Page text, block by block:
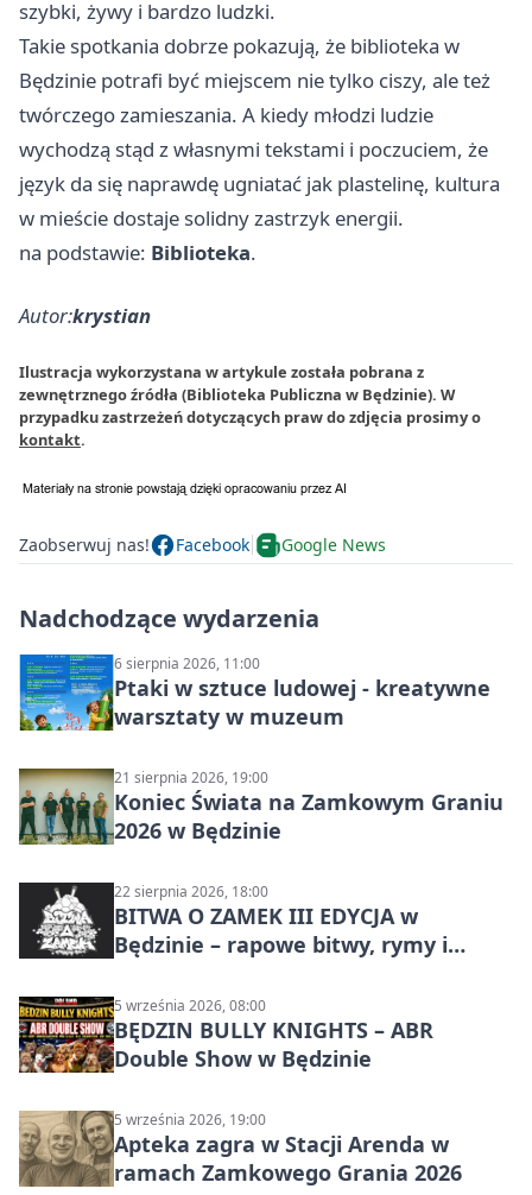
szybki, żywy i bardzo ludzki.
Takie spotkania dobrze pokazują, że biblioteka w
Będzinie potrafi być miejscem nie tylko ciszy, ale też
twórczego zamieszania. A kiedy młodzi ludzie
wychodzą stąd z własnymi tekstami i poczuciem, że
język da się naprawdę ugniatać jak plastelinę, kultura
w mieście dostaje solidny zastrzyk energii.
na podstawie: Biblioteka.
Autor:krystian
Ilustracja wykorzystana w artykule została pobrana z
zewnętrznego źródła (Biblioteka Publiczna w Będzinie). W
przypadku zastrzeżeń dotyczących praw do zdjęcia prosimy o
kontakt.
Zaobserwuj nas! Facebook Google News
Nadchodzące wydarzenia
6 sierpnia 2026, 11:00
Ptaki w sztuce ludowej - kreatywne
warsztaty w muzeum
21 sierpnia 2026, 19:00
Koniec Świata na Zamkowym Graniu
2026 w Będzinie
22 sierpnia 2026, 18:00
BITWA O ZAMEK III EDYCJA w
Będzinie – rapowe bitwy, rymy i
5 września 2026, 08:00
BĘDZIN BULLY KNIGHTS – ABR
Double Show w Będzinie
5 września 2026, 19:00
Apteka zagra w Stacji Arenda w
ramach Zamkowego Grania 2026